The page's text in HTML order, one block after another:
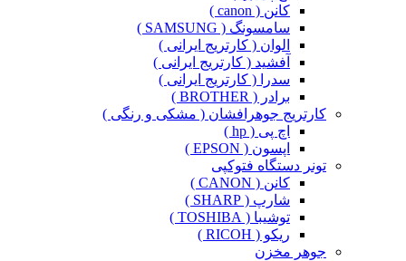
کانن ( canon )
سامسونگ ( SAMSUNG )
الوان ( کارتریج ایرانی )
آفشید ( کارتریج ایرانی )
سدرا ( کارتریج ایرانی )
برادر ( BROTHER )
کارتریج جوهرافشان ( مشکی و رنگی )
اچ پی ( hp )
اپسون ( EPSON )
تونر دستگاه فتوکپی
کانن ( CANON )
شارپ ( SHARP )
توشیبا ( TOSHIBA )
ریکو ( RICOH )
جوهر مخزن